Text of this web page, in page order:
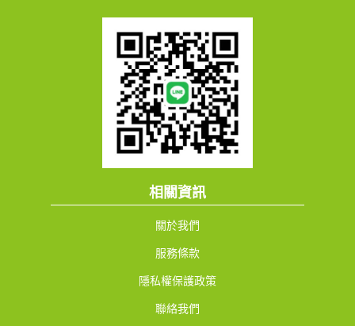
相關資訊
關於我們
服務條款
隱私權保護政策
聯絡我們